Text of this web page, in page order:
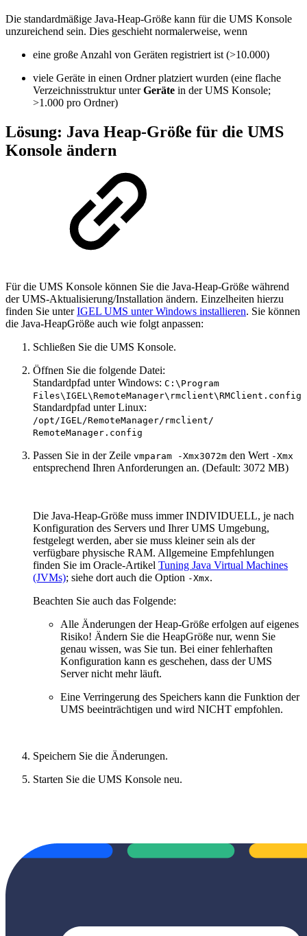
Die standardmäßige Java-Heap-Größe kann für die UMS Konsole
unzureichend sein. Dies geschieht normalerweise, wenn
eine große Anzahl von Geräten registriert ist (>10.000)
viele Geräte in einen Ordner platziert wurden (eine flache
Verzeichnisstruktur unterGeräte in der UMS Konsole;
>1.000 pro Ordner)
Lösung: Java Heap-Größe für die UMS
Konsole ändern
Für die UMS Konsole können Sie die Java-Heap-Größe während
der UMS-Aktualisierung/Installation ändern. Einzelheiten hierzu
finden Sie unterIGEL UMS unter Windows installieren. Sie können
die Java-HeapGröße auch wie folgt anpassen:
Schließen Sie die UMS Konsole.
Öffnen Sie die folgende Datei:
Standardpfad unter Windows: C:\Program
Files\IGEL\RemoteManager\rmclient\RMClient.config
Standardpfad unter Linux:
/opt/IGEL/RemoteManager/rmclient/
RemoteManager.config
Passen Sie in der Zeile vmparam -Xmx3072m den Wert -Xmx
entsprechend Ihren Anforderungen an. (Default: 3072 MB)
Die Java-Heap-Größe muss immer INDIVIDUELL, je nach
Konfiguration des Servers und Ihrer UMS Umgebung,
festgelegt werden, aber sie muss kleiner sein als der
verfügbare physische RAM. Allgemeine Empfehlungen
finden Sie im Oracle-Artikel Tuning Java Virtual Machines
(JVMs); siehe dort auch die Option -Xmx.
Beachten Sie auch das Folgende:
Alle Änderungen der Heap-Größe erfolgen auf eigenes
Risiko! Ändern Sie die HeapGröße nur, wenn Sie
genau wissen, was Sie tun. Bei einer fehlerhaften
Konfiguration kann es geschehen, dass der UMS
Server nicht mehr läuft.
Eine Verringerung des Speichers kann die Funktion der
UMS beeinträchtigen und wird NICHT empfohlen.
Speichern Sie die Änderungen.
Starten Sie die UMS Konsole neu.